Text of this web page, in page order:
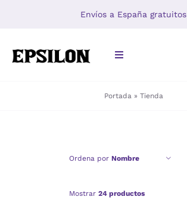
Envíos a España gratuitos
Toggle
Portada » Tienda
Ordena por Nombre
Mostrar 24 productos